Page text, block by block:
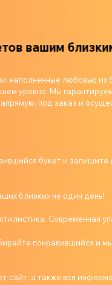
вашим близким
наполненные любовью их
уровне. Мы
под заказ и
букет и запишите
близких не один день!
Современная
понравившийся и
сайт, а также вся